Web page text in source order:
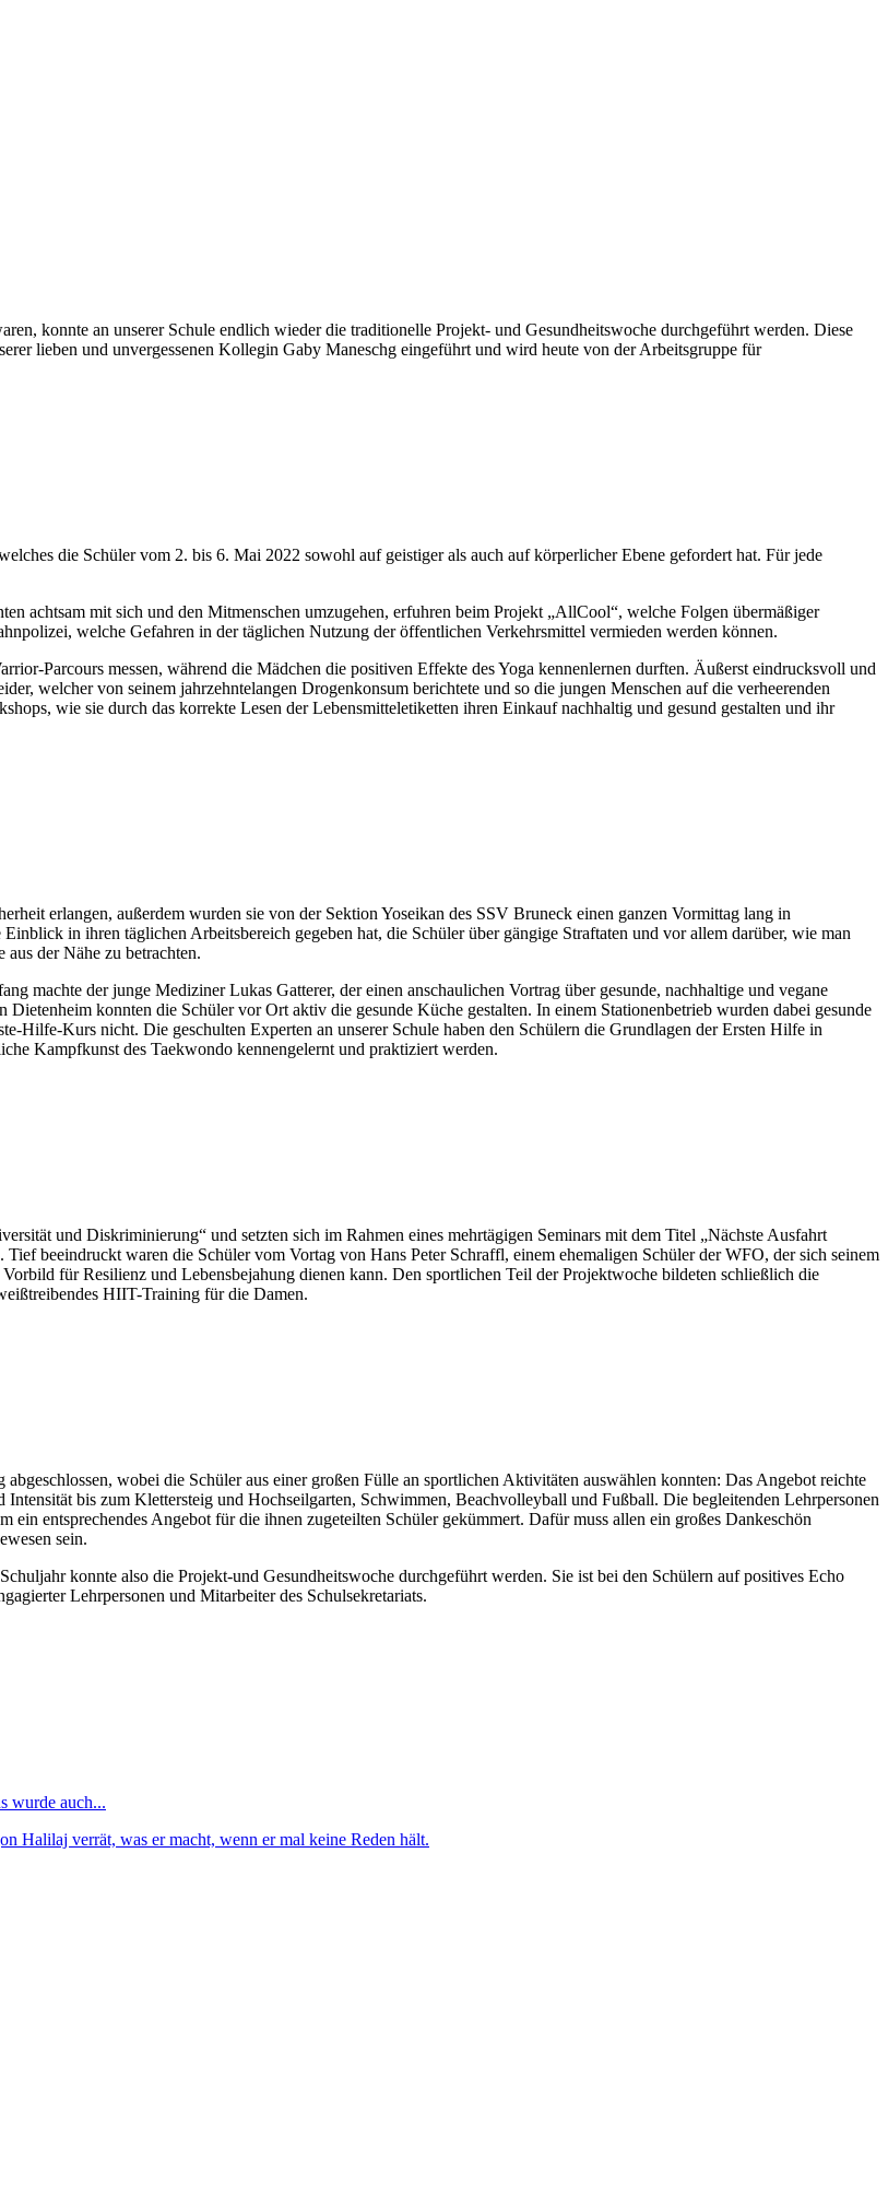
konnte an unserer Schule endlich wieder die traditionelle Projekt- und Gesundheitswoche durchgeführt werden. Diese
lieben und unvergessenen Kollegin Gaby Maneschg eingeführt und wird heute von der Arbeitsgruppe für
die Schüler vom 2. bis 6. Mai 2022 sowohl auf geistiger als auch auf körperlicher Ebene gefordert hat. Für jede
achtsam mit sich und den Mitmenschen umzugehen, erfuhren beim Projekt „AllCool“, welche Folgen übermäßiger
welche Gefahren in der täglichen Nutzung der öffentlichen Verkehrsmittel vermieden werden können.
Parcours messen, während die Mädchen die positiven Effekte des Yoga kennenlernen durften. Äußerst eindrucksvoll und
welcher von seinem jahrzehntelangen Drogenkonsum berichtete und so die jungen Menschen auf die verheerenden
wie sie durch das korrekte Lesen der Lebensmitteletiketten ihren Einkauf nachhaltig und gesund gestalten und ihr
erlangen, außerdem wurden sie von der Sektion Yoseikan des SSV Bruneck einen ganzen Vormittag lang in
in ihren täglichen Arbeitsbereich gegeben hat, die Schüler über gängige Straftaten und vor allem darüber, wie man
der Nähe zu betrachten.
machte der junge Mediziner Lukas Gatterer, der einen anschaulichen Vortrag über gesunde, nachhaltige und vegane
konnten die Schüler vor Ort aktiv die gesunde Küche gestalten. In einem Stationenbetrieb wurden dabei gesunde
Hilfe-Kurs nicht. Die geschulten Experten an unserer Schule haben den Schülern die Grundlagen der Ersten Hilfe in
Kampfkunst des Taekwondo kennengelernt und praktiziert werden.
und Diskriminierung“ und setzten sich im Rahmen eines mehrtägigen Seminars mit dem Titel „Nächste Ausfahrt
beeindruckt waren die Schüler vom Vortag von Hans Peter Schraffl, einem ehemaligen Schüler der WFO, der sich seinem
für Resilienz und Lebensbejahung dienen kann. Den sportlichen Teil der Projektwoche bildeten schließlich die
HIIT-Training für die Damen.
wobei die Schüler aus einer großen Fülle an sportlichen Aktivitäten auswählen konnten: Das Angebot reichte
bis zum Klettersteig und Hochseilgarten, Schwimmen, Beachvolleyball und Fußball. Die begleitenden Lehrpersonen
entsprechendes Angebot für die ihnen zugeteilten Schüler gekümmert. Dafür muss allen ein großes Dankeschön
sein.
konnte also die Projekt-und Gesundheitswoche durchgeführt werden. Sie ist bei den Schülern auf positives Echo
Lehrpersonen und Mitarbeiter des Schulsekretariats.
wurde auch...